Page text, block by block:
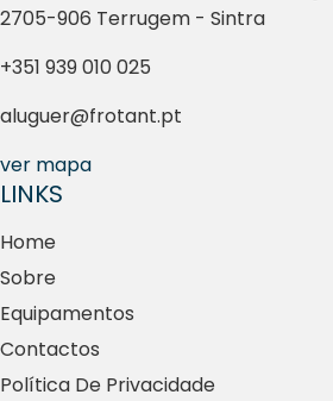
2705-906 Terrugem - Sintra
+351 939 010 025
aluguer@frotant.pt
ver mapa
LINKS
Home
Sobre
Equipamentos
Contactos
Política De Privacidade